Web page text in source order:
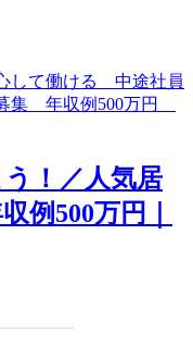
！／人気居
例500万円｜